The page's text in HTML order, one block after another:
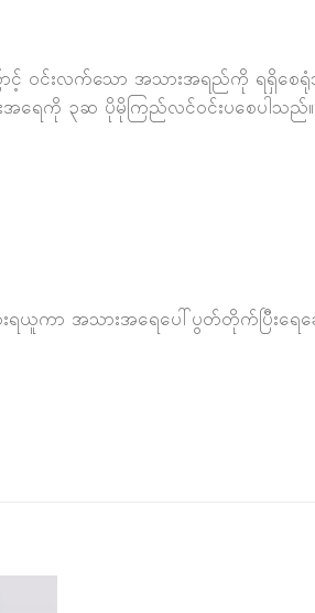
ြောင့် ဝင်းလက်သော အသားအရည်ကို ရရှိ
းအရေကို ၃ဆ ပိုမိုကြည်လင်ဝင်းပစေပါသည်။
ယူကာ အသားအရေပေါ်ပွတ်တိုက်ပြီးရေဆေ